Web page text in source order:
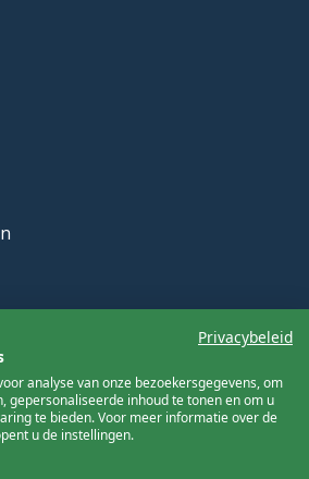
Privacybeleid
analyse van onze bezoekersgegevens, om
gepersonaliseerde inhoud te tonen en om u
te bieden. Voor meer informatie over de
u de instellingen.